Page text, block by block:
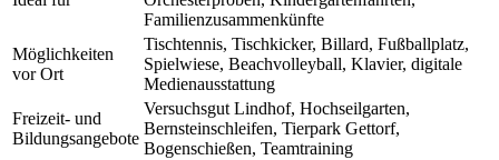
Familienzusammenkünfte
Möglichkeiten
vor Ort
Tischtennis, Tischkicker, Billard, Fußballplatz,
Spielwiese, Beachvolleyball, Klavier, digitale
Medienausstattung
Freizeit- und
Bildungsangebote
Versuchsgut Lindhof, Hochseilgarten,
Bernsteinschleifen, Tierpark Gettorf,
Bogenschießen, Teamtraining